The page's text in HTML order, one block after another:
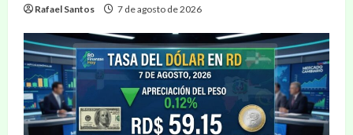
Rafael Santos 7 de agosto de 2026